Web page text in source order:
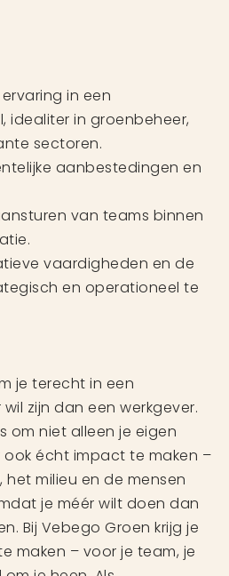
in een
idealiter in groenbeheer,
sectoren.
aanbestedingen en
van teams binnen
vaardigheden en de
en operationeel te
je terecht in een
zijn dan een werkgever.
om niet alleen je eigen
écht impact te maken –
milieu en de mensen
je méér wilt doen dan
Bij Vebego Groen krijg je
maken – voor je team, je